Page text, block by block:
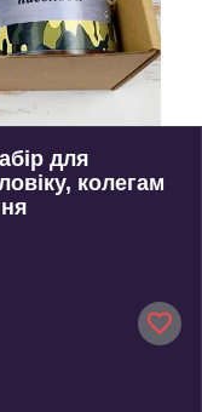
для
колегам